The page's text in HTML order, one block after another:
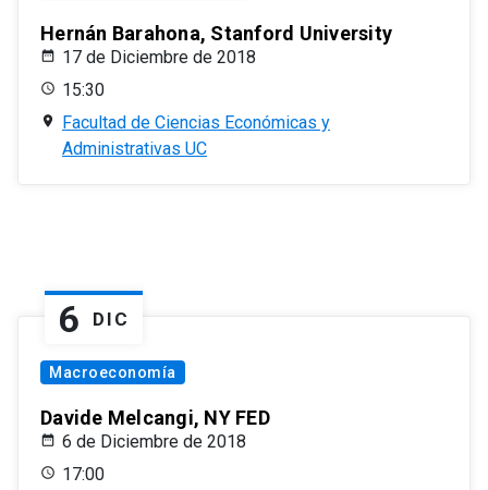
Hernán Barahona, Stanford University
17 de Diciembre de 2018
15:30
Facultad de Ciencias Económicas y
Administrativas UC
6 DIC
Macroeconomía
Davide Melcangi, NY FED
6 de Diciembre de 2018
17:00